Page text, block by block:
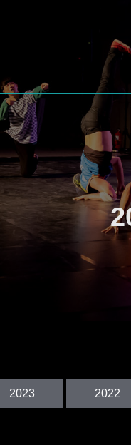
2023 2022